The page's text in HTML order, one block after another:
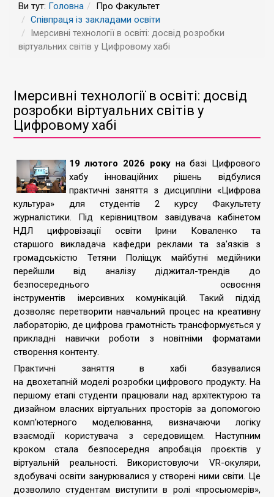
Ви тут: Головна
Про Факультет
Співпраця із закладами освіти
Імерсивні технології в освіті: досвід розробки
віртуальних світів у Цифровому хабі
Імерсивні технології в освіті: досвід
розробки віртуальних світів у
Цифровому хабі
19 лютого 2026 рокуна базі Цифрового
хабу інноваційних рішень відбулися
практичні заняття з дисципліни «Цифрова
культура» для студентів 2 курсу Факультету
журналістики. Під керівництвом завідувача кабінетом
НДЛ цифровізації освіти Ірини Коваленко та
старшого викладача кафедри реклами та за'язків з
громадськістю Тетяни Поліщук майбутні медійники
перейшли від аналізу діджитал-трендів до
безпосереднього освоєння
інструментів імерсивних комунікацій. Такий підхід
дозволяє перетворити навчальний процес на креативну
лабораторію, де цифрова грамотність трансформується у
прикладні навички роботи з новітніми форматами
створення контенту.
Практичні заняття в хабі базувалися
на двохетапній моделі розробки цифрового продукту. На
першому етапі студенти працювали над архітектурою та
дизайном власних віртуальних просторів за допомогою
комп'ютерного моделювання, визначаючи логіку
взаємодії користувача з середовищем. Наступним
кроком стала безпосередня апробація проєктів у
віртуальній реальності. Використовуючи VR-окуляри,
здобувачі освіти занурювалися у створені ними світи. Це
дозволило студентам виступити в ролі «просьюмерів»,